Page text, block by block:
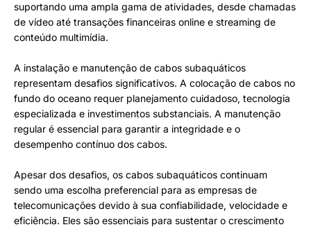
suportando uma ampla gama de atividades, desde chamadas
de vídeo até transações financeiras online e streaming de
conteúdo multimídia.
A instalação e manutenção de cabos subaquáticos
representam desafios significativos. A colocação de cabos no
fundo do oceano requer planejamento cuidadoso, tecnologia
especializada e investimentos substanciais. A manutenção
regular é essencial para garantir a integridade e o
desempenho contínuo dos cabos.
Apesar dos desafios, os cabos subaquáticos continuam
sendo uma escolha preferencial para as empresas de
telecomunicações devido à sua confiabilidade, velocidade e
eficiência. Eles são essenciais para sustentar o crescimento